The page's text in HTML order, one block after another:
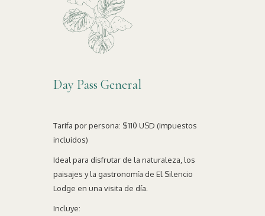
Day Pass General
Tarifa por persona: $110 USD (impuestos
incluidos)
Ideal para disfrutar de la naturaleza, los
paisajes y la gastronomía de El Silencio
Lodge en una visita de día.
Incluye: